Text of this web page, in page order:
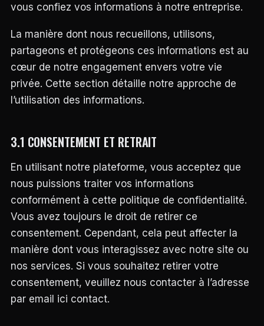
vous confiez vos informations à notre entreprise.
La manière dont nous recueillons, utilisons,
partageons et protégeons ces informations est au
cœur de notre engagement envers votre vie
privée. Cette section détaille notre approche de
l’utilisation des informations.
3.1 CONSENTEMENT ET RETRAIT
En utilisant notre plateforme, vous acceptez que
nous puissions traiter vos informations
conformément à cette politique de confidentialité.
Vous avez toujours le droit de retirer ce
consentement. Cependant, cela peut affecter la
manière dont vous interagissez avec notre site ou
nos services. Si vous souhaitez retirer votre
consentement, veuillez nous contacter à l’adresse
par email ici contact.